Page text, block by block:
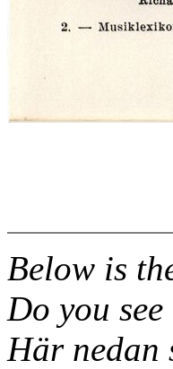
Below is
Do you
Här nedan